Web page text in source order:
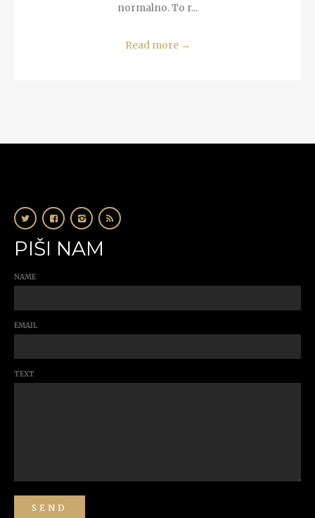
normalno. To r...
Read more →
PIŠI NAM
NAME
EMAIL
TEXT